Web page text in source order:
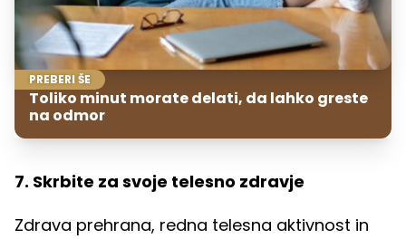
PREBERI ŠE
Toliko minut morate delati, da lahko greste
na odmor
7. Skrbite za svoje telesno zdravje
Zdrava prehrana, redna telesna aktivnost in